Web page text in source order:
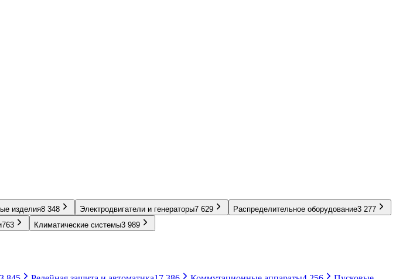
изделия8 348 Электродвигатели и генераторы7 629 Распределительное оборудование3 277
763 Климатические системы3 989